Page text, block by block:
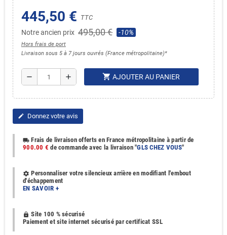
445,50 € TTC
Notre ancien prix 495,00 € -10%
Hors frais de port
Livraison sous 5 à 7 jours ouvrés (France métropolitaine)*
remove add shopping_cart AJOUTER AU PANIER
edit Donnez votre avis
local_shipping Frais de livraison offerts en France métropolitaine à partir de
900.00 € de commande avec la livraison "GLS CHEZ VOUS"
settings Personnaliser votre silencieux arrière en modifiant l'embout
d'échappement
EN SAVOIR +
https Site 100 % sécurisé
Paiement et site internet sécurisé par certificat SSL